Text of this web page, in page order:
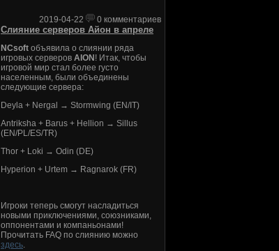
2019-04-22 0 комментариев
Слияние серверов Айон в апреле
NCsoft объявила о слиянии ряда
игровых серверов AION ! Итак, чтобы
игровой мир стал более густо
населенным, были объединены
следующие сервера:
Deyla + Nergal → Stormwing (EN/IT)
Antriksha + Barus + Hellion → Sillus
(EN/PL/ES/TR)
Thor + Loki → Odin (DE)
Hyperion + Urtem → Ragnarok (FR)
Игроки теперь смогут насладиться
новыми приключениями, союзниками,
оппонентами и компаньонами!
Прочитать FAQ по слиянию можно
здесь.